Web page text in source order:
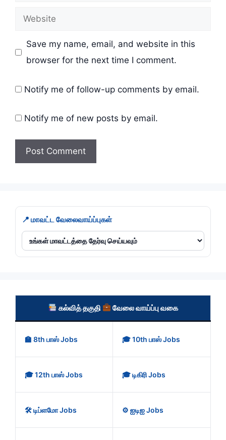
Website
Save my name, email, and website in this
browser for the next time I comment.
Notify me of follow-up comments by email.
Notify me of new posts by email.
📍 மாவட்ட வேலைவாய்ப்புகள்
கல்வித் தகுதி வேலை வாய்ப்பு வகை
🏫 8th பாஸ் Jobs 🎓 10th பாஸ் Jobs
🎓 12th பாஸ் Jobs 🎓 டிகிரி Jobs
🛠️ டிப்ளமோ Jobs ⚙️ ஐடிஐ Jobs